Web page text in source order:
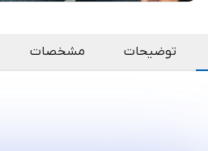
توضیحات مشخصات